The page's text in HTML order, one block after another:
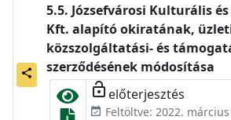
share
Józsefvárosi Kulturális
Kft. alapító okiratának,
közszolgáltatási- és
szerződésének módosítása
lock_open előterjesztés
event_available Feltöltve: 2022. március